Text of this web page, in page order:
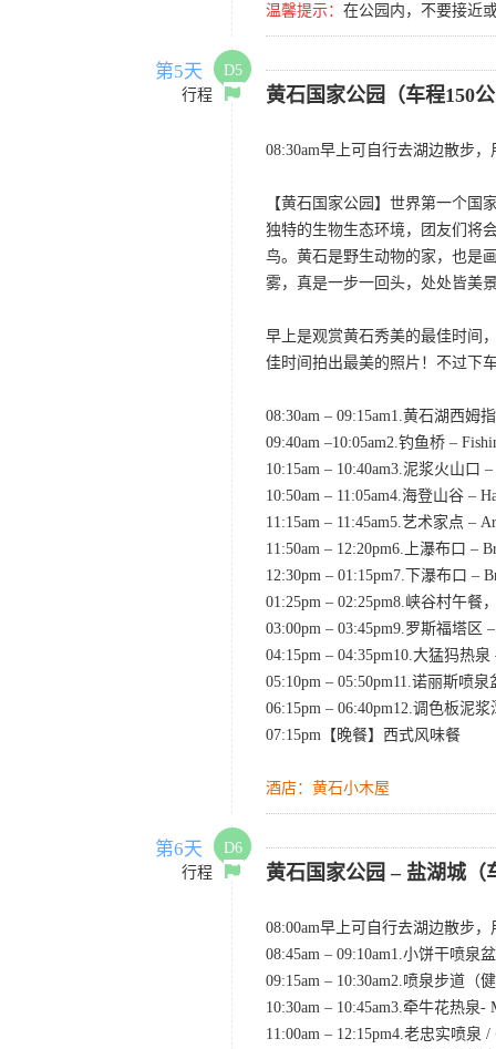
温馨提示： 在公园内，不要接近
第5天
D5
行程
黄石国家公园（车程150
08:30am早上可自行去湖边散步
【黄石国家公园】世界第一个国
独特的生物生态环境，团友们将
鸟。黄石是野生动物的家，也是
雾，真是一步一回头，处处皆美
早上是观赏黄石秀美的最佳时间
佳时间拍出最美的照片！不过下
08:30am – 09:15am1.黄石湖西姆
09:40am –10:05am2.钓鱼桥 –
10:15am – 10:40am3.泥浆火山口
10:50am – 11:05am4.海登山谷 –
11:15am – 11:45am5.艺术家点 –
11:50am – 12:20pm6.上瀑布口 –
12:30pm – 01:15pm7.下瀑布口 –
01:25pm – 02:25pm8.峡谷村午餐
03:00pm – 03:45pm9.罗斯福塔区
04:15pm – 04:35pm10.大猛犸热
05:10pm – 05:50pm11.诺丽斯喷
06:15pm – 06:40pm12.调色板泥
07:15pm【晚餐】西式风味餐
酒店：黄石小木屋
第6天
D6
行程
黄石国家公园 – 盐湖城（
08:00am早上可自行去湖边散步
08:45am – 09:10am1.小饼干喷泉
09:15am – 10:30am2.喷泉步道（
10:30am – 10:45am3.牵牛花热泉
11:00am – 12:15pm4.老忠实喷泉